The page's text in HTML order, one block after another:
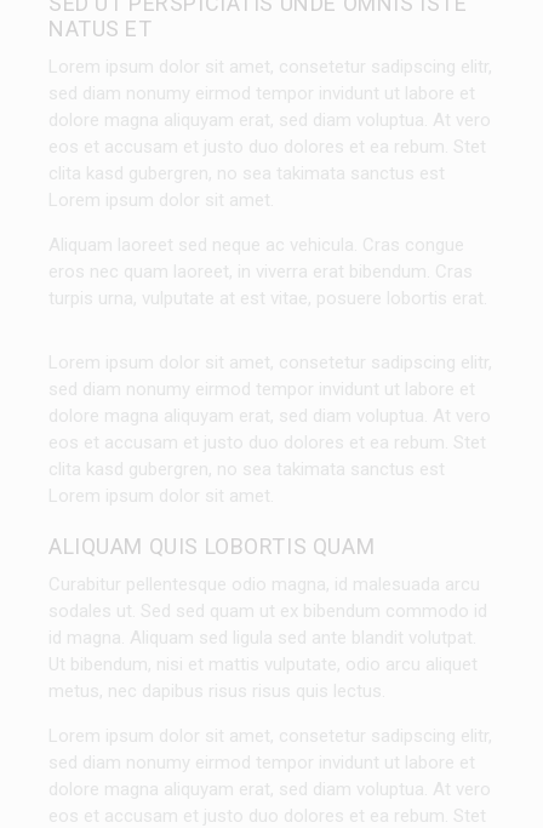
NATUS ET
Lorem ipsum dolor sit amet, consetetur sadipscing elitr,
sed diam nonumy eirmod tempor invidunt ut labore et
dolore magna aliquyam erat, sed diam voluptua. At vero
eos et accusam et justo duo dolores et ea rebum. Stet
clita kasd gubergren, no sea takimata sanctus est
Lorem ipsum dolor sit amet.
Aliquam laoreet sed neque ac vehicula. Cras congue
eros nec quam laoreet, in viverra erat bibendum. Cras
turpis urna, vulputate at est vitae, posuere lobortis erat.
Lorem ipsum dolor sit amet, consetetur sadipscing elitr,
sed diam nonumy eirmod tempor invidunt ut labore et
dolore magna aliquyam erat, sed diam voluptua. At vero
eos et accusam et justo duo dolores et ea rebum. Stet
clita kasd gubergren, no sea takimata sanctus est
Lorem ipsum dolor sit amet.
ALIQUAM QUIS LOBORTIS QUAM
Curabitur pellentesque odio magna, id malesuada arcu
sodales ut. Sed sed quam ut ex bibendum commodo id
id magna. Aliquam sed ligula sed ante blandit volutpat.
Ut bibendum, nisi et mattis vulputate, odio arcu aliquet
metus, nec dapibus risus risus quis lectus.
Lorem ipsum dolor sit amet, consetetur sadipscing elitr,
sed diam nonumy eirmod tempor invidunt ut labore et
dolore magna aliquyam erat, sed diam voluptua. At vero
eos et accusam et justo duo dolores et ea rebum. Stet